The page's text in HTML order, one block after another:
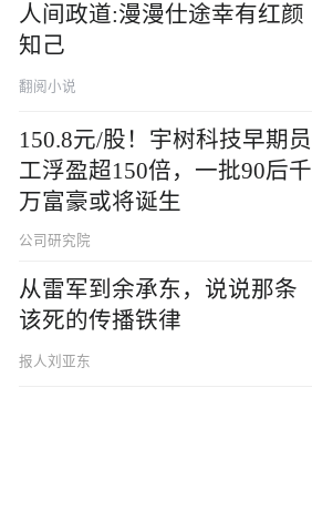
人间政道:漫漫仕途幸有红颜
知己
翻阅小说
150.8元/股！宇树科技早期员
工浮盈超150倍，一批90后千
万富豪或将诞生
公司研究院
从雷军到余承东，说说那条
该死的传播铁律
报人刘亚东